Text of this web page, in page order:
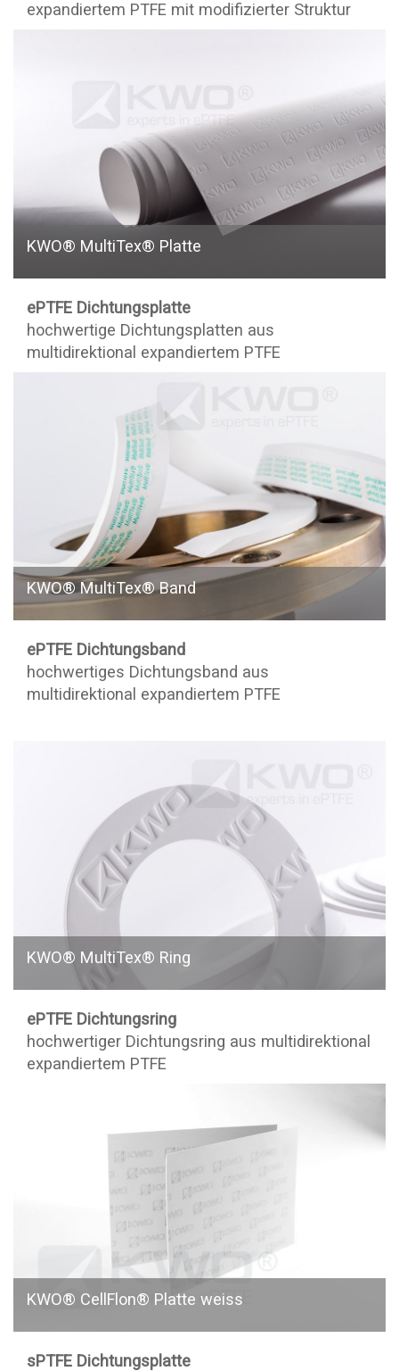
expandiertem PTFE mit modifizierter Struktur
KWO® MultiTex® Platte
ePTFE Dichtungsplatte
hochwertige Dichtungsplatten aus
multidirektional expandiertem PTFE
KWO® MultiTex® Band
ePTFE Dichtungsband
hochwertiges Dichtungsband aus
multidirektional expandiertem PTFE
KWO® MultiTex® Ring
ePTFE Dichtungsring
hochwertiger Dichtungsring aus multidirektional
expandiertem PTFE
KWO® CellFlon® Platte weiss
sPTFE Dichtungsplatte